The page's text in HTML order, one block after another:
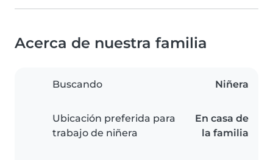
Acerca de nuestra familia
Buscando Niñera
Ubicación preferida para
trabajo de niñera
En casa de
la familia